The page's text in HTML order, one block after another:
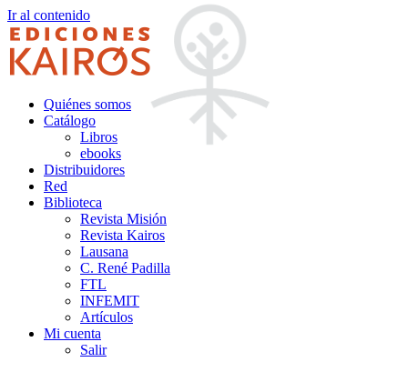
Ir al contenido
Quiénes somos
Catálogo
Libros
ebooks
Distribuidores
Red
Biblioteca
Revista Misión
Revista Kairos
Lausana
C. René Padilla
FTL
INFEMIT
Artículos
Mi cuenta
Salir